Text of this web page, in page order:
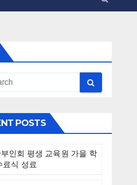
POSTS
인회 평생 교육원 가을 학
료식 성료